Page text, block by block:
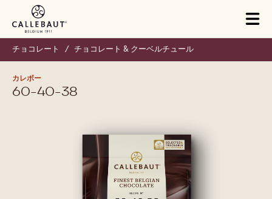
Skip to main content
チョコレート / チョコレート & クーベルチュール
カレボー
60-40-38